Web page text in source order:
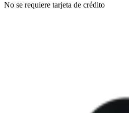
No se requiere tarjeta de crédito